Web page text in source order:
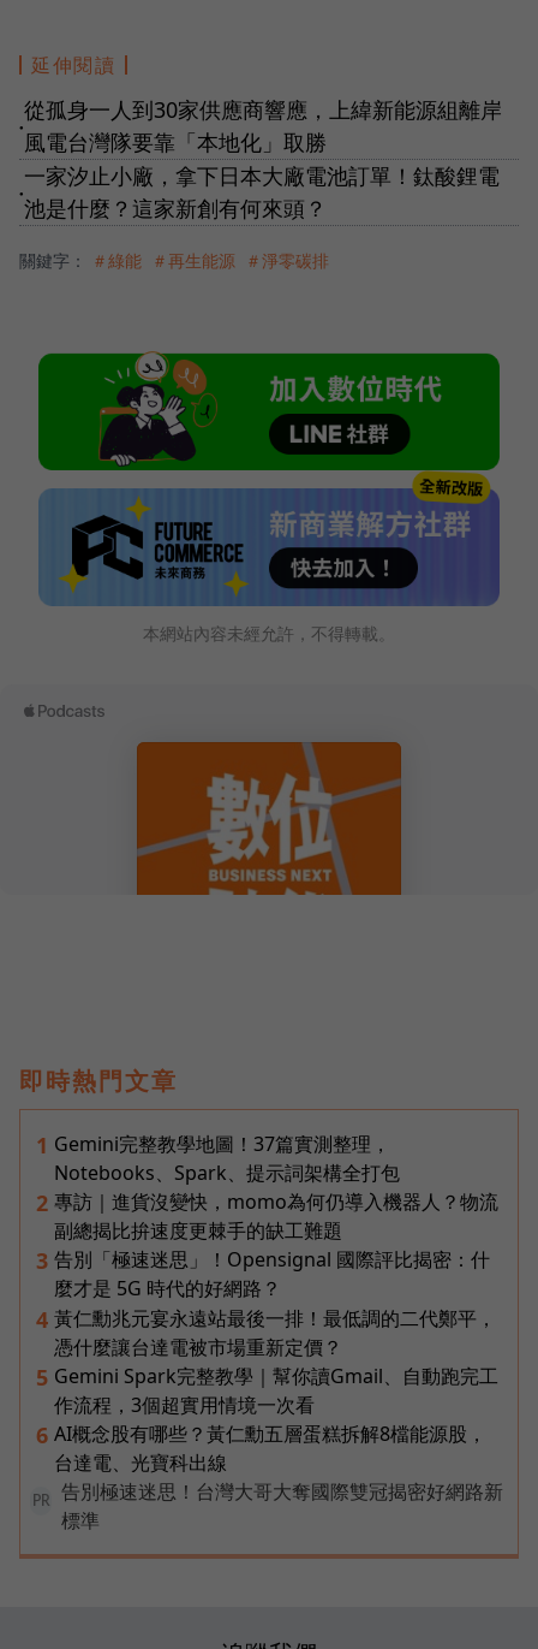
延伸閱讀
●
從孤身一人到30家供應商響應，上緯新能源組離岸
風電台灣隊要靠「本地化」取勝
●
一家汐止小廠，拿下日本大廠電池訂單！鈦酸鋰電
池是什麼？這家新創有何來頭？
關鍵字： ＃綠能 ＃再生能源 ＃淨零碳排
本網站內容未經允許，不得轉載。
即時熱門文章
1 Gemini完整教學地圖！37篇實測整理，
Notebooks、Spark、提示詞架構全打包
2 專訪｜進貨沒變快，momo為何仍導入機器人？物流
副總揭比拚速度更棘手的缺工難題
3 告別「極速迷思」！Opensignal 國際評比揭密：什
麼才是 5G 時代的好網路？
4 黃仁勳兆元宴永遠站最後一排！最低調的二代鄭平，
憑什麼讓台達電被市場重新定價？
5 Gemini Spark完整教學｜幫你讀Gmail、自動跑完工
作流程，3個超實用情境一次看
6 AI概念股有哪些？黃仁勳五層蛋糕拆解8檔能源股，
台達電、光寶科出線
PR
告別極速迷思！台灣大哥大奪國際雙冠揭密好網路新
標準